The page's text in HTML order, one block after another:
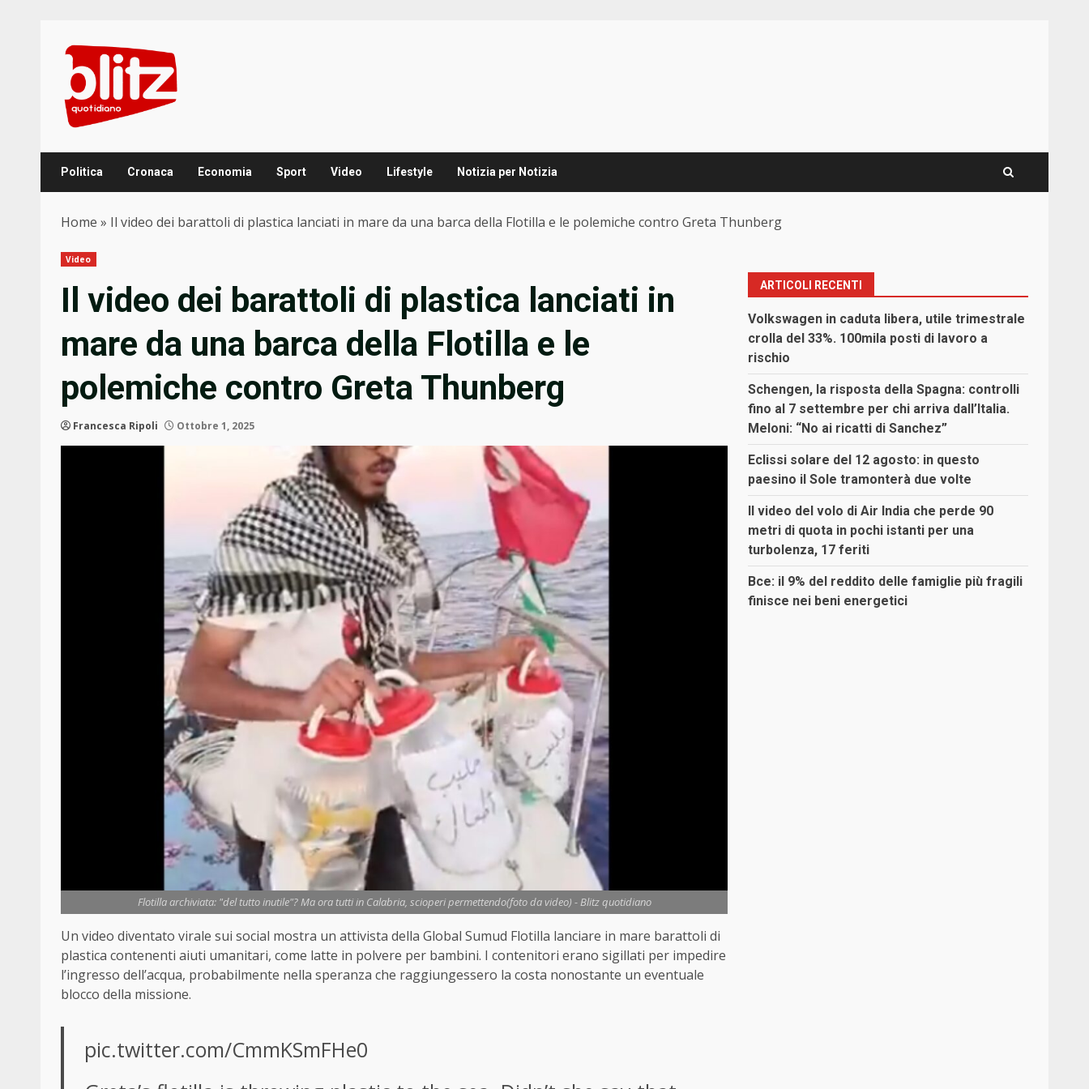
content
Politica Cronaca Economia Sport Video Lifestyle Notizia per Notizia
Home » Il video dei barattoli di plastica lanciati in mare da una barca della Flotilla e le polemiche contro Greta Thunberg
Video
Il video dei barattoli di plastica lanciati in
mare da una barca della Flotilla e le
polemiche contro Greta Thunberg
Francesca Ripoli Ottobre 1, 2025
Flotilla archiviata: "del tutto inutile"? Ma ora tutti in Calabria, scioperi permettendo(foto da video) - Blitz quotidiano
Un video diventato virale sui social mostra un attivista della Global Sumud Flotilla lanciare in mare barattoli di
plastica contenenti aiuti umanitari, come latte in polvere per bambini. I contenitori erano sigillati per impedire
l’ingresso dell’acqua, probabilmente nella speranza che raggiungessero la costa nonostante un eventuale
blocco della missione.
pic.twitter.com/CmmKSmFHe0
ARTICOLI RECENTI
Volkswagen in caduta libera, utile trimestrale
crolla del 33%. 100mila posti di lavoro a
rischio
Schengen, la risposta della Spagna: controlli
fino al 7 settembre per chi arriva dall’Italia.
Meloni: “No ai ricatti di Sanchez”
Eclissi solare del 12 agosto: in questo
paesino il Sole tramonterà due volte
Il video del volo di Air India che perde 90
metri di quota in pochi istanti per una
turbolenza, 17 feriti
Bce: il 9% del reddito delle famiglie più fragili
finisce nei beni energetici